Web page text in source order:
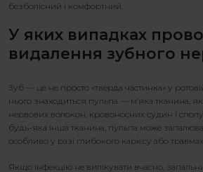
безболісний і комфортний.
У яких випадках
видалення зубного
Зуб — це не просто «тверда частинка» у
нього знаходиться пульпа — м’яка тканина,
нервових волокон, кровоносних судин і
будь-яка інша тканина, пульпа може
особливо у разі глибокого карієсу або
Якщо інфекцію не вилікувати вчасно,